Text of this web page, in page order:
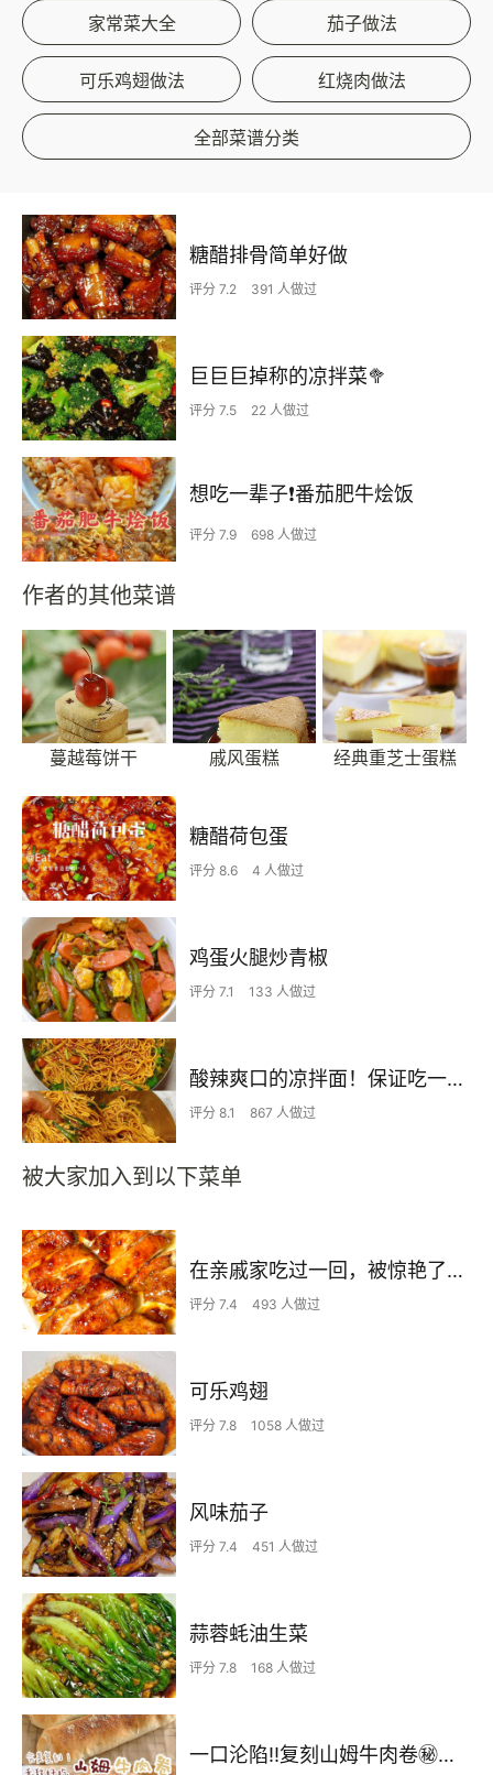
家常菜大全 茄子做法
可乐鸡翅做法 红烧肉做法
全部菜谱分类
糖醋排骨简单好做
评分 7.2 391 人做过
巨巨巨掉称的凉拌菜🥦
评分 7.5 22 人做过
想吃一辈子❗️番茄肥牛烩饭
评分 7.9 698 人做过
作者的其他菜谱
蔓越莓饼干 戚风蛋糕 经典重芝士蛋糕
糖醋荷包蛋
评分 8.6 4 人做过
鸡蛋火腿炒青椒
评分 7.1 133 人做过
酸辣爽口的凉拌面！保证吃一次就上瘾
评分 8.1 867 人做过
被大家加入到以下菜单
在亲戚家吃过一回，被惊艳了…
评分 7.4 493 人做过
可乐鸡翅
评分 7.8 1058 人做过
风味茄子
评分 7.4 451 人做过
蒜蓉蚝油生菜
评分 7.8 168 人做过
一口沦陷‼️复刻山姆牛肉卷㊙️皮薄馅足爆好吃